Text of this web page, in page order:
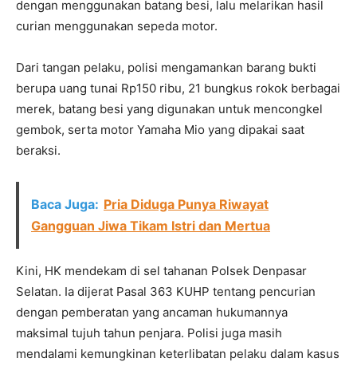
dengan menggunakan batang besi, lalu melarikan hasil
curian menggunakan sepeda motor.
Dari tangan pelaku, polisi mengamankan barang bukti
berupa uang tunai Rp150 ribu, 21 bungkus rokok berbagai
merek, batang besi yang digunakan untuk mencongkel
gembok, serta motor Yamaha Mio yang dipakai saat
beraksi.
Baca Juga: Pria Diduga Punya Riwayat
Gangguan Jiwa Tikam Istri dan Mertua
Kini, HK mendekam di sel tahanan Polsek Denpasar
Selatan. Ia dijerat Pasal 363 KUHP tentang pencurian
dengan pemberatan yang ancaman hukumannya
maksimal tujuh tahun penjara. Polisi juga masih
mendalami kemungkinan keterlibatan pelaku dalam kasus